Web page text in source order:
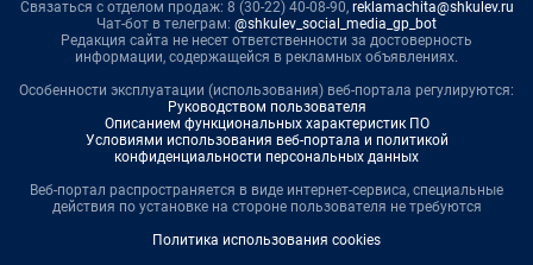
Связаться с отделом продаж: 8 (30-22) 40-08-90, reklamachita@shkulev.ru
Чат-бот в телеграм: @shkulev_social_media_gp_bot
Редакция сайта не несет ответственности за достоверность
информации, содержащейся в рекламных объявлениях.
Особенности эксплуатации (использования) веб-портала регулируются:
Руководством пользователя
Описанием функциональных характеристик ПО
Условиями использования веб-портала и политикой
конфиденциальности персональных данных
Веб-портал распространяется в виде интернет-сервиса, специальные
действия по установке на стороне пользователя не требуются
Политика использования cookies